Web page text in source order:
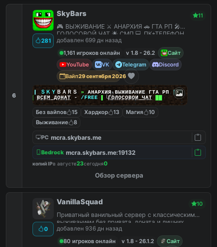
6
281
SkyBars 11
🎮 ВЫЖИВАНИЕ ⚔️ АНАРХИЯ 🚗 ГТА РП 🎤
ГОЛОСОВОЙ ЧАТ 🌟 СМП 💻 ПК+ТЕЛЕФОН
добавлен 699 дн назад
1,161 игроков онлайн
v 1.8 - 26.2
Сайт
YouTube
VK Telegram
Discord
Вайп29 сентября 2026
ＳＫＹ ＢＡＲＳ » АНАРХИЯ ВЫЖИВАНИЕ ГТА РП |||
ВСЕМ ДОНАТ- /FREE ▌ГОЛОСОВОЙ ЧАТ
Без вайпов 15 Хардкор 13 Магия
10
Выживание
8
PC mcra.skybars.me
Bedrock mcra.skybars.me:19132
копий IPв августе23сегодня0
Обзор сервера
0
VanillaSquad 10
Приватный ванильный сервер с классическим
выживанием без привата, доната и лишних
плагинов.
добавлен 936 дн назад
80 игроков онлайн
v 1.8 - 26.1.2 Сайт